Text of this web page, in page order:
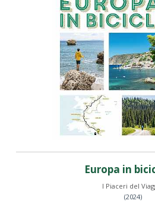
Europa in
I Piaceri del
(2024)